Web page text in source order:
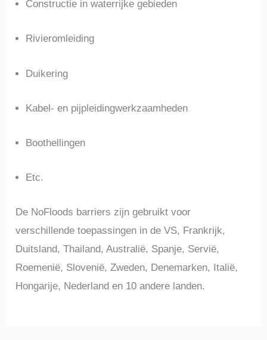
Constructie in waterrijke gebieden
Rivieromleiding
Duikering
Kabel- en pijpleidingwerkzaamheden
Boothellingen
Etc.
De NoFloods barriers zijn gebruikt voor
verschillende toepassingen in de VS, Frankrijk,
Duitsland, Thailand, Australië, Spanje, Servië,
Roemenië, Slovenië, Zweden, Denemarken, Italië,
Hongarije, Nederland en 10 andere landen.